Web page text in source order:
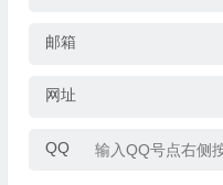
邮箱
网址
QQ